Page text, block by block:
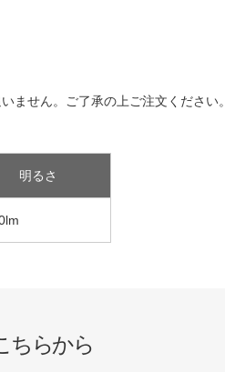
ません。ご了承の上ご注文ください。
明るさ
ちらから